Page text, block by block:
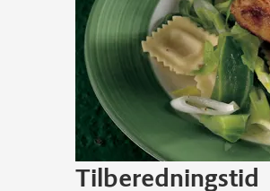
Tilberedningstid